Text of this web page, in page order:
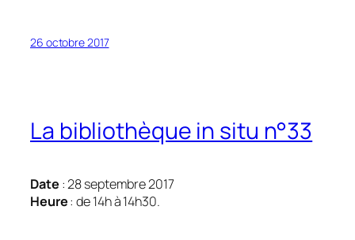
26 octobre 2017
La bibliothèque in situ n°33
Date : 28 septembre 2017
Heure: de 14h à 14h30.